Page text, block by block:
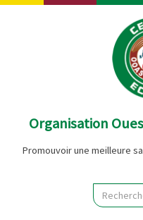
Aller
Organisation
Promouvoir une meilleure